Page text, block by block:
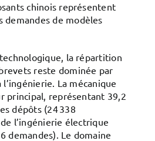
chinois représentent
demandes de modèles
la répartition
reste dominée par
La mécanique
principal, représentant 39,2
dépôts (24 338
l’ingénierie électrique
demandes). Le domaine